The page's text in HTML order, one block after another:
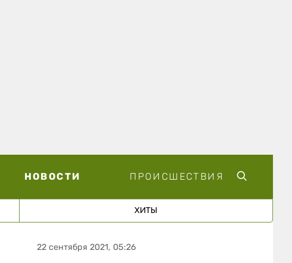
НОВОСТИ ПРОИСШЕСТВИЯ
ХИТЫ
22 сентября 2021, 05:26